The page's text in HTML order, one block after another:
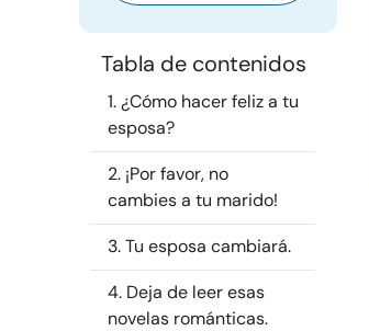
Tabla de contenidos
1. ¿Cómo hacer feliz a tu
esposa?
2. ¡Por favor, no
cambies a tu marido!
3. Tu esposa cambiará.
4. Deja de leer esas
novelas románticas.